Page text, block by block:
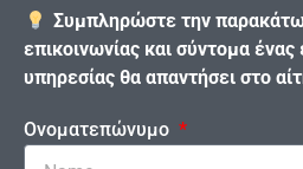
Συμπληρώστε την
επικοινωνίας και σύντομα
υπηρεσίας θα απαντήσει στο
Ονοματεπώνυμο